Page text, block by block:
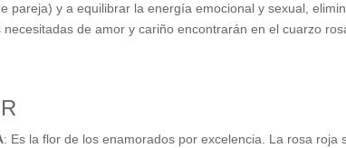
pareja) y a equilibrar la energía emocional y sexual,
necesitadas de amor y cariño encontrarán en el cuarzo
: Es la flor de los enamorados por excelencia. La rosa roja